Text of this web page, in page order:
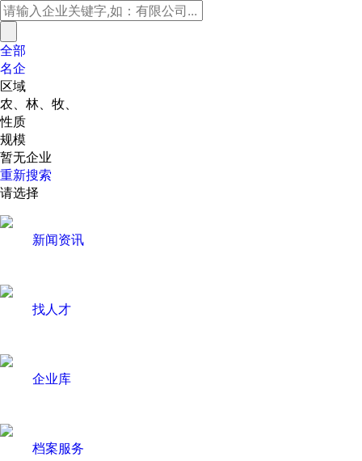
全部
名企
区域
农、林、牧、
性质
规模
暂无企业
重新搜索
请选择
新闻资讯
找人才
企业库
档案服务